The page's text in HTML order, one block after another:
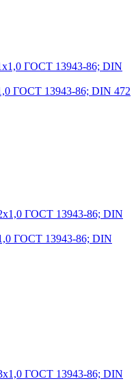
ГОСТ 13943-86; DIN 472
ГОСТ 13943-86; DIN